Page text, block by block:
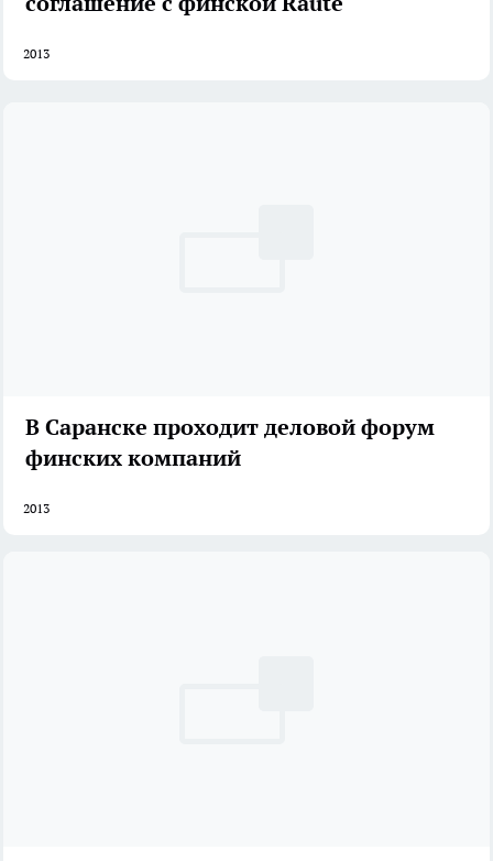
2013
В Саранске проходит деловой форум
финских компаний
2013